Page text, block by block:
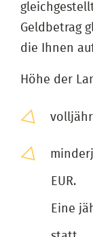
Geldbetrag
die Ihnen
Höhe der
EUR.
Eine